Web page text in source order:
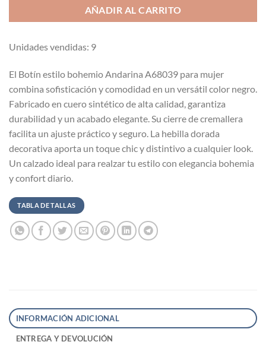
AÑADIR AL CARRITO
Unidades vendidas: 9
El Botín estilo bohemio Andarina A68039 para mujer
combina sofisticación y comodidad en un versátil color negro.
Fabricado en cuero sintético de alta calidad, garantiza
durabilidad y un acabado elegante. Su cierre de cremallera
facilita un ajuste práctico y seguro. La hebilla dorada
decorativa aporta un toque chic y distintivo a cualquier look.
Un calzado ideal para realzar tu estilo con elegancia bohemia
y confort diario.
TABLA DE TALLAS
INFORMACIÓN ADICIONAL
ENTREGA Y DEVOLUCIÓN